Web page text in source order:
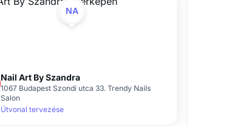
NA
Nail Art By Szandra
1067 Budapest Szondi utca 33. Trendy Nails
Salon
Útvonal tervezése